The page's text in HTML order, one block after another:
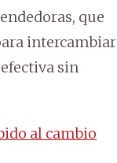
que
intercambiar
sin
al cambio